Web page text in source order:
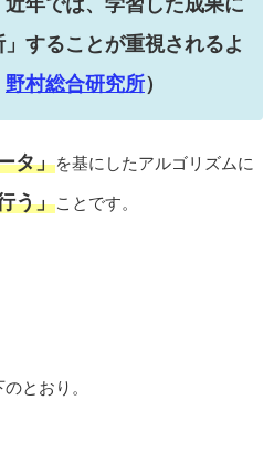
することが重視されるよ
野村総合研究所）
タ」を基にしたアルゴリズムに
う」ことです。
とおり。